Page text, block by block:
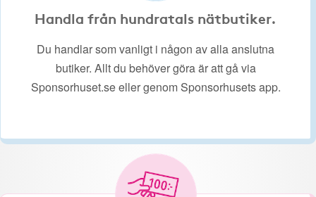
Handla från hundratals nätbutiker.
Du handlar som vanligt i någon av alla anslutna
butiker. Allt du behöver göra är att gå via
Sponsorhuset.se eller genom Sponsorhusets app.